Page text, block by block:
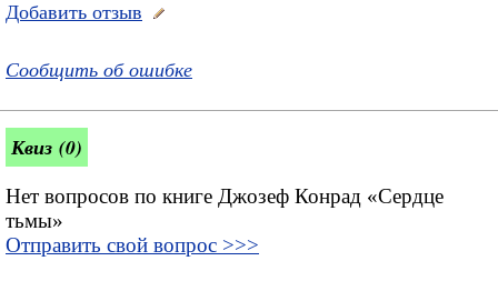
Добавить отзыв
Сообщить об ошибке
Квиз (0)
Нет вопросов по книге Джозеф Конрад «Сердце
тьмы»
Отправить свой вопрос >>>